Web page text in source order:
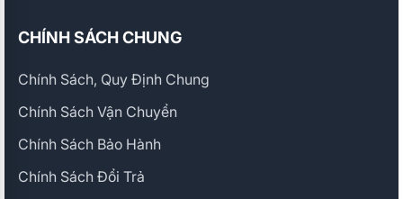
CHÍNH SÁCH CHUNG
Chính Sách, Quy Định Chung
Chính Sách Vận Chuyển
Chính Sách Bảo Hành
Chính Sách Đổi Trả